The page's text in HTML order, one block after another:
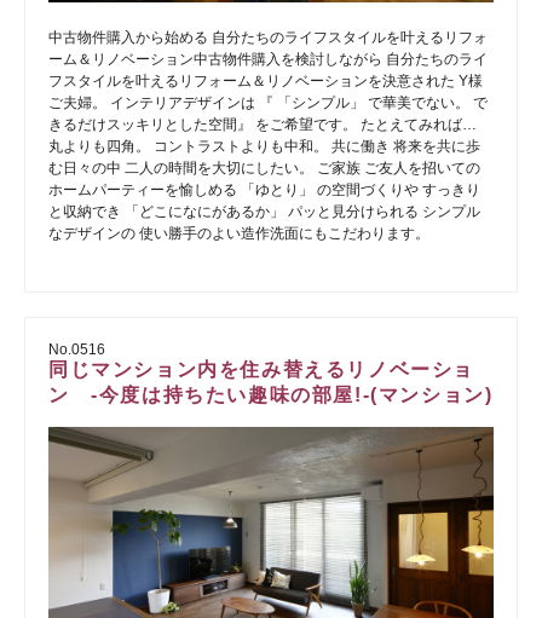
中古物件購入から始める 自分たちのライフスタイルを叶えるリフォ
ーム＆リノベーション中古物件購入を検討しながら 自分たちのライ
フスタイルを叶えるリフォーム＆リノベーションを決意された Y様
ご夫婦。 インテリアデザインは 『 「シンプル」 で華美でない。 で
きるだけスッキリとした空間』 をご希望です。 たとえてみれば…
丸よりも四角。 コントラストよりも中和。 共に働き 将来を共に歩
む日々の中 二人の時間を大切にしたい。 ご家族 ご友人を招いての
ホームパーティーを愉しめる 「ゆとり」 の空間づくりや すっきり
と収納でき 「どこになにがあるか」 パッと見分けられる シンプル
なデザインの 使い勝手のよい造作洗面にもこだわります。
No.0516
同じマンション内を住み替えるリノベーショ
ン -今度は持ちたい趣味の部屋!-(マンション)